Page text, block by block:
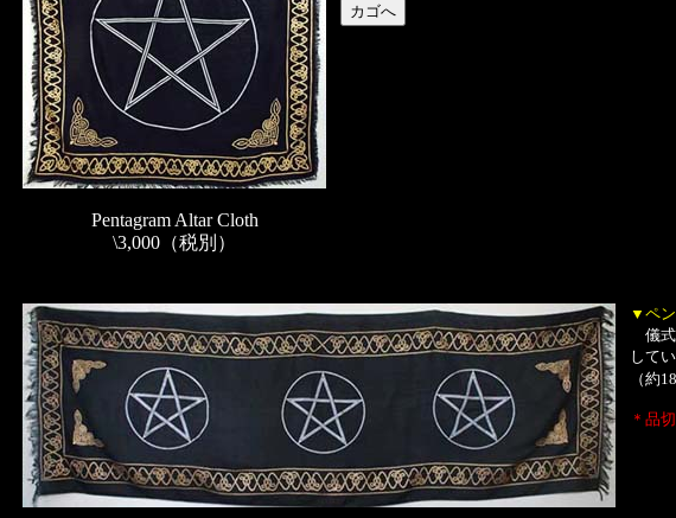
Pentagram Altar Cloth
\3,000（税別）
▼ペン
儀式
して
（約
＊品